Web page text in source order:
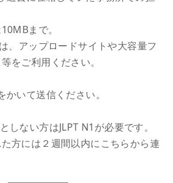
まで。
、アップロードサイトや大容量フ
をご利用ください。
いて送信ください。
しない方はJLPT N1が必要です。
方には２週間以内にこちらから連